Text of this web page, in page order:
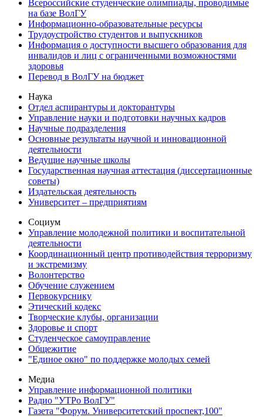
Всероссийские студенческие олимпиады, проводимые
на базе ВолГУ
Информационно-образовательные ресурсы
Трудоустройство студентов и выпускников
Информация о доступности высшего образования для
инвалидов и лиц с ограниченными возможностями
здоровья
Перевод в ВолГУ на бюджет
Наука
Отдел аспирантуры и докторантуры
Управление науки и подготовки научных кадров
Научные подразделения
Основные результаты научной и инновационной
деятельности
Ведущие научные школы
Государственная научная аттестация (диссертационные
советы)
Издательская деятельность
Университет – предприятиям
Социум
Управление молодежной политики и воспитательной
деятельности
Координационный центр противодействия терроризму
и экстремизму
Волонтерство
Обучение служением
Первокурснику
Этический кодекс
Творческие клубы, организации
Здоровье и спорт
Студенческое самоуправление
Общежитие
"Единое окно" по поддержке молодых семей
Медиа
Управление информационной политики
Радио "УТРо ВолГУ"
Газета "Форум. Университетский проспект,100"